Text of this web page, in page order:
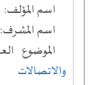
اسم المؤلف:
اسم المشرف:
الموضوع
والاتصالات